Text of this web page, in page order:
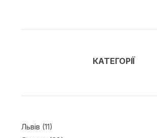
КАТЕГОРІЇ
Львів (11)